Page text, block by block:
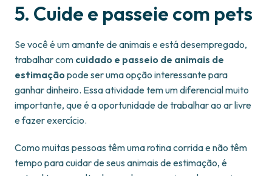
5. Cuide e passeie com pets
Se você é um amante de animais e está desempregado,
trabalhar com cuidado e passeio de animais de
estimação pode ser uma opção interessante para
ganhar dinheiro. Essa atividade tem um diferencial muito
importante, que é a oportunidade de trabalhar ao ar livre
e fazer exercício.
Como muitas pessoas têm uma rotina corrida e não têm
tempo para cuidar de seus animais de estimação, é